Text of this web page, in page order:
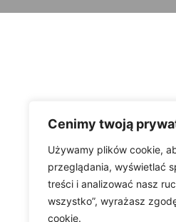
Cenimy twoją
Używamy plików cookie,
przeglądania, wyświetlać
treści i analizować nasz
wszystko”, wyrażasz
cookie.